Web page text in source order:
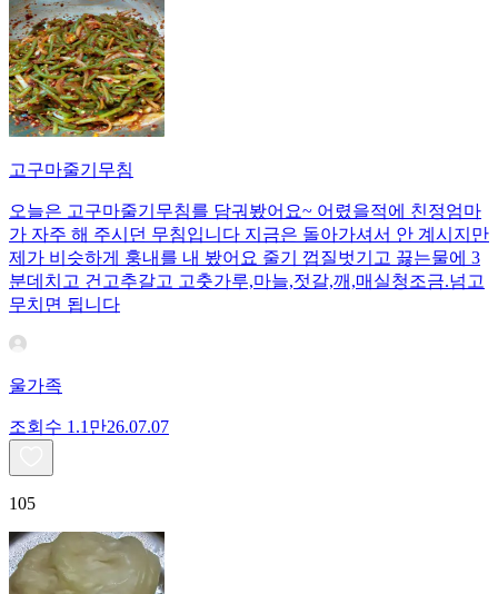
고구마줄기무침
오늘은 고구마줄기무침를 담궈봤어요~ 어렸을적에 친정엄마
가 자주 해 주시던 무침입니다 지금은 돌아가셔서 안 계시지만
제가 비슷하게 훙내를 내 봤어요 줄기 껍질벗기고 끓는물에 3
분데치고 건고추갈고 고춧가루,마늘,젓갈,깨,매실청조금.넘고
무치면 됩니다
울가족
조회수 1.1만26.07.07
105